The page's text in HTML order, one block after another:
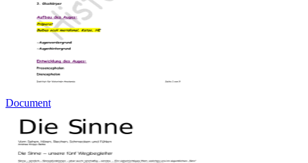
Document